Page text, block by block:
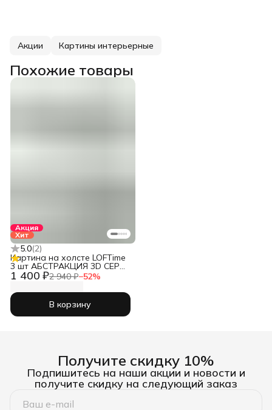
Акции Картины интерьерные
Похожие товары
Акция
Хит
5.0(2)
1 400 ₽2 940 ₽−52%
Картина на холсте LOFTime
3 шт АБСТРАКЦИЯ 3D СЕР
ЗОЛ 1 30Х40 К-796-3040
В корзину
Получите скидку 10%
Подпишитесь на наши акции и новости и
получите скидку на следующий заказ